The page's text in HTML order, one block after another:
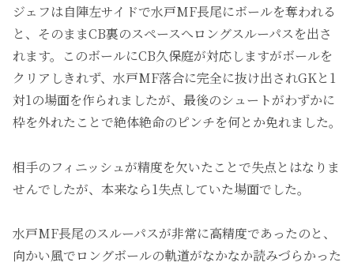
ジェフは自陣左サイドで水戸MF長尾にボールを奪われる
と、そのままCB裏のスペースへロングスルーパスを出さ
れます。このボールにCB久保庭が対応しますがボールを
クリアしきれず、水戸MF落合に完全に抜け出されGKと1
対1の場面を作られましたが、最後のシュートがわずかに
枠を外れたことで絶体絶命のピンチを何とか免れました。
相手のフィニッシュが精度を欠いたことで失点とはなりま
せんでしたが、本来なら1失点していた場面でした。
水戸MF長尾のスルーパスが非常に高精度であったのと、
向かい風でロングボールの軌道がなかなか読みづらかった